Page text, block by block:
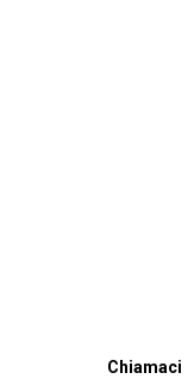
Chiamaci